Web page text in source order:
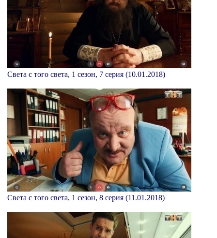
Света с того света, 1 сезон, 7 серия (10.01.2018)
Света с того света, 1 сезон, 8 серия (11.01.2018)